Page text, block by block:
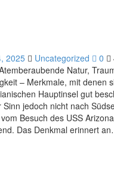
2025 Uncategorized 0
Natur,
– Merkmale, mit denen
Hauptinsel gut
jedoch nicht nach
Besuch des USS
Das Denkmal erinnert